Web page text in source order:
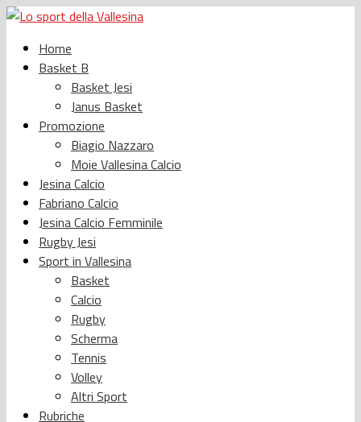
Home
Basket B
Basket Jesi
Janus Basket
Promozione
Biagio Nazzaro
Moie Vallesina Calcio
Jesina Calcio
Fabriano Calcio
Jesina Calcio Femminile
Rugby Jesi
Sport in Vallesina
Basket
Calcio
Rugby
Scherma
Tennis
Volley
Altri Sport
Rubriche